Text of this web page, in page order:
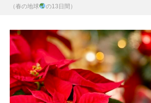
（春の地球
の13日間）